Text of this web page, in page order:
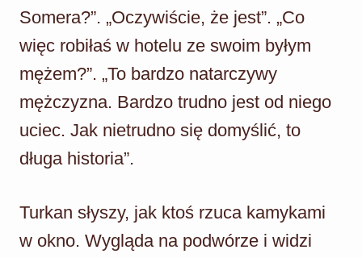
Somera?”. „Oczywiście, że jest”. „Co
więc robiłaś w hotelu ze swoim byłym
mężem?”. „To bardzo natarczywy
mężczyzna. Bardzo trudno jest od niego
uciec. Jak nietrudno się domyślić, to
długa historia”.
Turkan słyszy, jak ktoś rzuca kamykami
w okno. Wygląda na podwórze i widzi